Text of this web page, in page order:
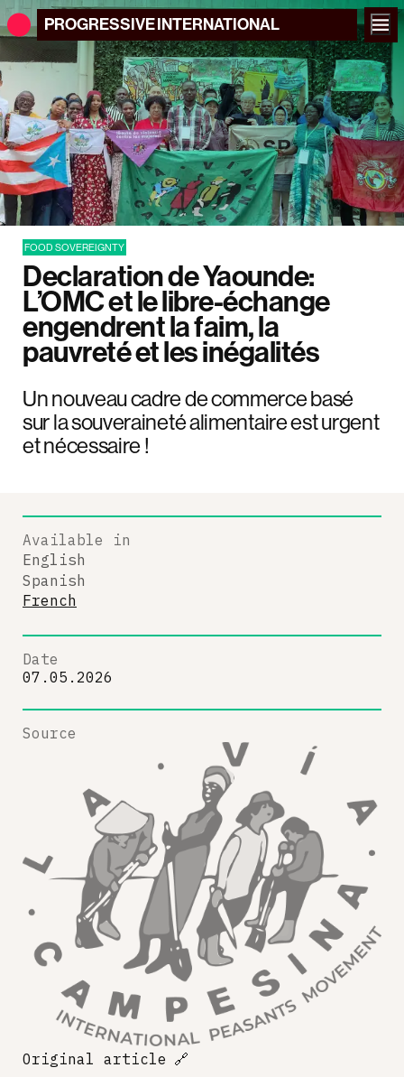
PROGRESSIVEINTERNATIONAL
FOOD SOVEREIGNTY
Declaration de Yaounde:
L’OMC et le libre-échange
engendrent la faim, la
pauvreté et les inégalités
Un nouveau cadre de commerce basé
sur la souveraineté alimentaire est urgent
et nécessaire !
Available in
English
Spanish
French
Date
07.05.2026
Source
Original article 🔗